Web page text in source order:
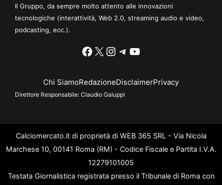
Il Gruppo, da sempre molto attento alle innovazioni
tecnologiche (interattività, Web 2.0, streaming audio e video,
podcasting, ecc.).
Facebook
X Instagram
Telegram
YouTube
Chi SiamoRedazioneDisclaimerPrivacy
Direttore Responsabile: Claudio Galuppi
Calciomercato.it di proprietà di WEB 365 SRL - Via Nicola
Marchese 10, 00141 Roma (RM) - Codice Fiscale e Partita I.V.A.
12279101005
Testata Giornalistica registrata presso il Tribunale di Roma con